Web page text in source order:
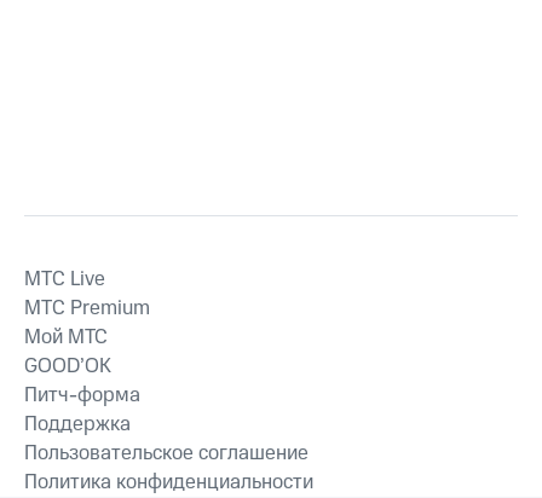
MTС Live
MTС Premium
Мой МТС
GOOD’OK
Питч-форма
Поддержка
Пользовательское соглашение
Политика конфиденциальности